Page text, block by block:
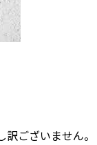
ございません。